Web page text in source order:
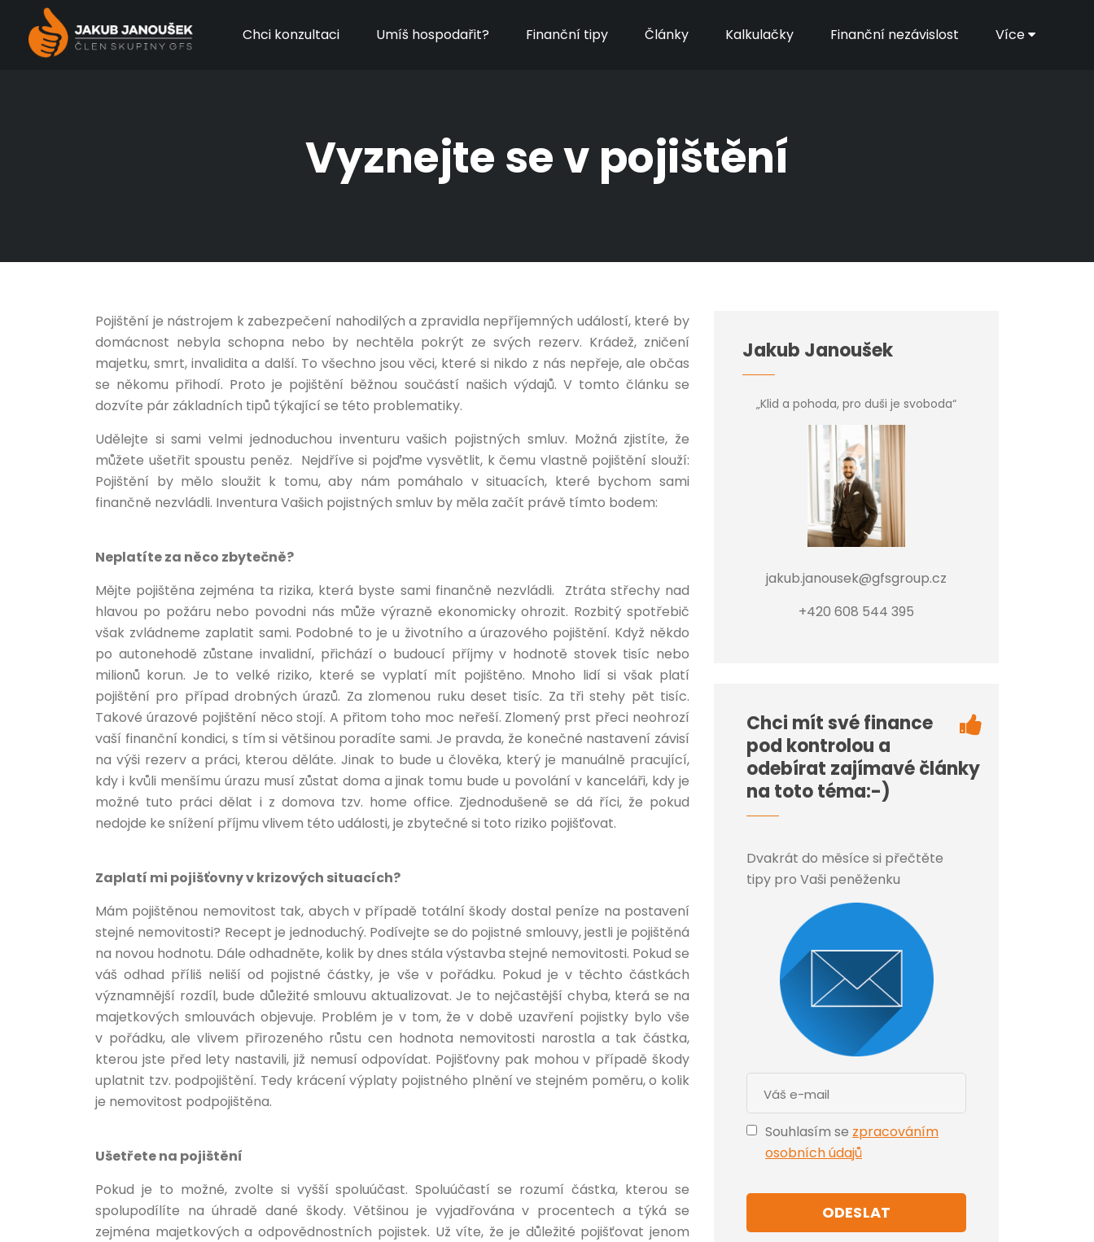
Chci konzultaci Umíš hospodařit? Finanční tipy Články Kalkulačky Finanční nezávislost Více
Vyznejte se v pojištění
Pojištění je nástrojem k zabezpečení nahodilých a zpravidla nepříjemných událostí, které by
domácnost nebyla schopna nebo by nechtěla pokrýt ze svých rezerv. Krádež, zničení
majetku, smrt, invalidita a další. To všechno jsou věci, které si nikdo z nás nepřeje, ale občas
se někomu přihodí. Proto je pojištění běžnou součástí našich výdajů. V tomto článku se
dozvíte pár základních tipů týkající se této problematiky.
Udělejte si sami velmi jednoduchou inventuru vašich pojistných smluv. Možná zjistíte, že
můžete ušetřit spoustu peněz. Nejdříve si pojďme vysvětlit, k čemu vlastně pojištění slouží:
Pojištění by mělo sloužit k tomu, aby nám pomáhalo v situacích, které bychom sami
finančně nezvládli. Inventura Vašich pojistných smluv by měla začít právě tímto bodem:
Neplatíte za něco zbytečně?
Mějte pojištěna zejména ta rizika, která byste sami finančně nezvládli. Ztráta střechy nad
hlavou po požáru nebo povodni nás může výrazně ekonomicky ohrozit. Rozbitý spotřebič
však zvládneme zaplatit sami. Podobné to je u životního a úrazového pojištění. Když někdo
po autonehodě zůstane invalidní, přichází o budoucí příjmy v hodnotě stovek tisíc nebo
milionů korun. Je to velké riziko, které se vyplatí mít pojištěno. Mnoho lidí si však platí
pojištění pro případ drobných úrazů. Za zlomenou ruku deset tisíc. Za tři stehy pět tisíc.
Takové úrazové pojištění něco stojí. A přitom toho moc neřeší. Zlomený prst přeci neohrozí
vaší finanční kondici, s tím si většinou poradíte sami. Je pravda, že konečné nastavení závisí
na výši rezerv a práci, kterou děláte. Jinak to bude u člověka, který je manuálně pracující,
kdy i kvůli menšímu úrazu musí zůstat doma a jinak tomu bude u povolání v kanceláři, kdy je
možné tuto práci dělat i z domova tzv. home office. Zjednodušeně se dá říci, že pokud
nedojde ke snížení příjmu vlivem této události, je zbytečné si toto riziko pojišťovat.
Zaplatí mi pojišťovny v krizových situacích?
Mám pojištěnou nemovitost tak, abych v případě totální škody dostal peníze na postavení
stejné nemovitosti? Recept je jednoduchý. Podívejte se do pojistné smlouvy, jestli je pojištěná
na novou hodnotu. Dále odhadněte, kolik by dnes stála výstavba stejné nemovitosti. Pokud se
váš odhad příliš neliší od pojistné částky, je vše v pořádku. Pokud je v těchto částkách
významnější rozdíl, bude důležité smlouvu aktualizovat. Je to nejčastější chyba, která se na
majetkových smlouvách objevuje. Problém je v tom, že v době uzavření pojistky bylo vše
v pořádku, ale vlivem přirozeného růstu cen hodnota nemovitosti narostla a tak částka,
kterou jste před lety nastavili, již nemusí odpovídat. Pojišťovny pak mohou v případě škody
uplatnit tzv. podpojištění. Tedy krácení výplaty pojistného plnění ve stejném poměru, o kolik
je nemovitost podpojištěna.
Ušetřete na pojištění
Pokud je to možné, zvolte si vyšší spoluúčast. Spoluúčastí se rozumí částka, kterou se
spolupodílíte na úhradě dané škody. Většinou je vyjadřována v procentech a týká se
zejména majetkových a odpovědnostních pojistek. Už víte, že je důležité pojišťovat jenom
Jakub Janoušek
„Klid a pohoda, pro duši je svoboda“
jakub.janousek@gfsgroup.cz
+420 608 544 395
Chci mít své finance
pod kontrolou a
odebírat zajímavé články
na toto téma:-)
Dvakrát do měsíce si přečtěte
tipy pro Vaši peněženku
Souhlasím se zpracováním
osobních údajů
ODESLAT